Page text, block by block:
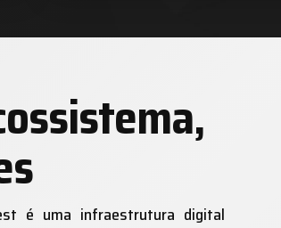
é uma infraestrutura digital